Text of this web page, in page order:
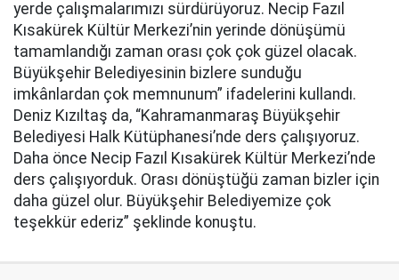
yerde çalışmalarımızı sürdürüyoruz. Necip Fazıl
Kısakürek Kültür Merkezi’nin yerinde dönüşümü
tamamlandığı zaman orası çok çok güzel olacak.
Büyükşehir Belediyesinin bizlere sunduğu
imkânlardan çok memnunum” ifadelerini kullandı.
Deniz Kızıltaş da, “Kahramanmaraş Büyükşehir
Belediyesi Halk Kütüphanesi’nde ders çalışıyoruz.
Daha önce Necip Fazıl Kısakürek Kültür Merkezi’nde
ders çalışıyorduk. Orası dönüştüğü zaman bizler için
daha güzel olur. Büyükşehir Belediyemize çok
teşekkür ederiz” şeklinde konuştu.